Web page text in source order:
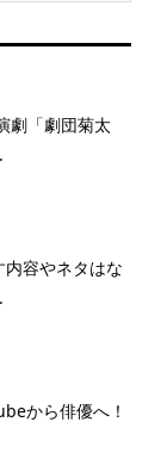
劇「劇団菊太
内容やネタはな
から俳優へ！